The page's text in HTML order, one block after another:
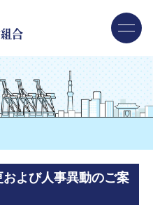
よび人事異動のご案